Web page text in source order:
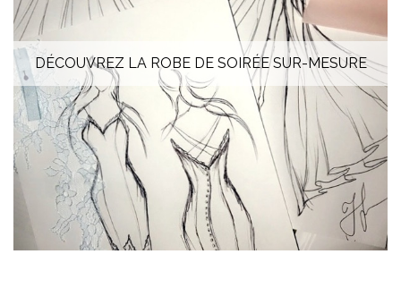
DÉCOUVREZ LA ROBE DE SOIRÉE SUR-MESURE